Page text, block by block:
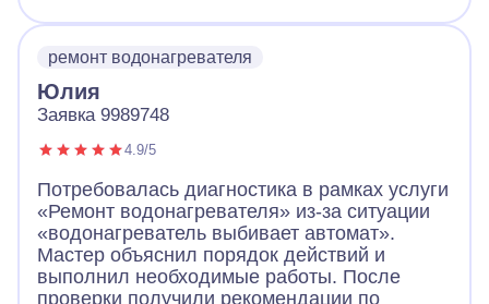
ремонт водонагревателя
Юлия
Заявка 9989748
4.9/5
Потребовалась диагностика в рамках услуги
«Ремонт водонагревателя» из-за ситуации
«водонагреватель выбивает автомат».
Мастер объяснил порядок действий и
выполнил необходимые работы. После
проверки получили рекомендации по